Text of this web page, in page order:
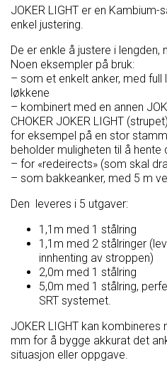
JOKER LIGHT er en
enkel justering.
De er enkle å justere i
Noen eksempler på bruk:
– som et enkelt anker, med
løkkene
– kombinert med en annen
CHOKER JOKER LIGHT
for eksempel på en stor
beholder muligheten til å hente
– for «redeirects» (som skal
– som bakkeanker, med 5 m
Den leveres i 5 utgaver:
1,1m med 1 stålring
1,1m med 2 stålringer
innhenting av stroppen)
2,0m med 1 stålring
5,0m med 1 stålring,
SRT systemet.
JOKER LIGHT kan kombineres
mm for å bygge akkurat det
situasjon eller oppgave.